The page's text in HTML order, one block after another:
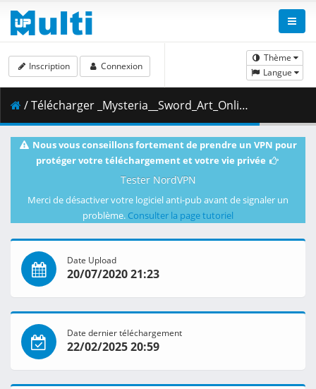
Thème
Langue
Inscription Connexion
/ Télécharger _Mysteria__Sword_Art_Online_-_Extra_Edition.mkv.002 ( 450.25 MB )
Nous vous conseillons fortement de prendre un VPN pour
protéger votre téléchargement et votre vie privée
Tester NordVPN
Merci de désactiver votre logiciel anti-pub avant de signaler un
problème. Consulter la page tutoriel
Date Upload
20/07/2020 21:23
Date dernier téléchargement
22/02/2025 20:59